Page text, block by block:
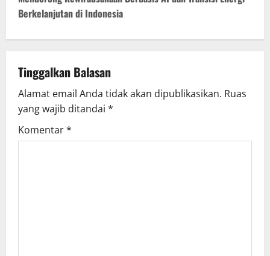
t
n
a
v
i
g
Berkelanjutan di Indonesia
Tinggalkan Balasan
Alamat email Anda tidak akan dipublikasikan. Ruas
yang wajib ditandai *
Komentar*